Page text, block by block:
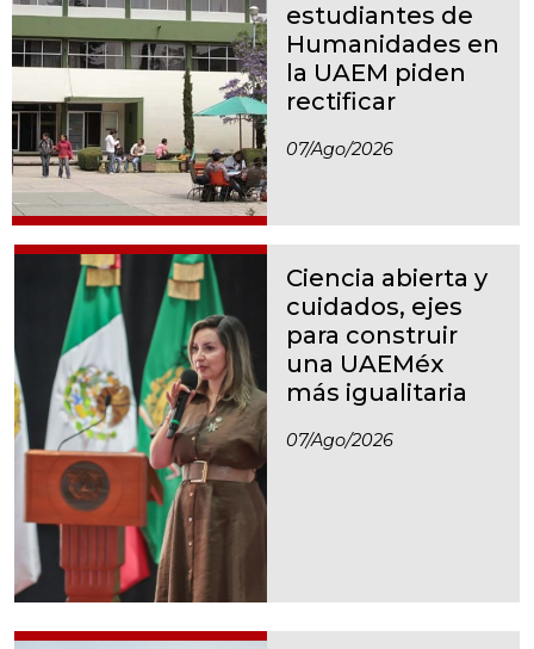
estudiantes de
Humanidades en
la UAEM piden
rectificar
07/ago/2026
Ciencia abierta y
cuidados, ejes
para construir
una UAEMéx
más igualitaria
07/ago/2026